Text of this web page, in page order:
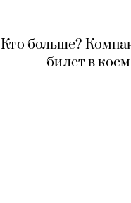
Кто больше?
билет в